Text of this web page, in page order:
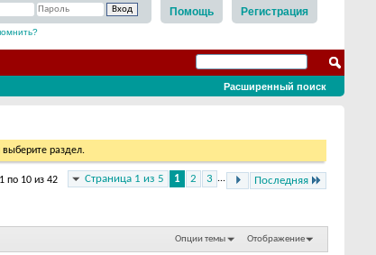
Регистрация
Помощь
Расширенный поиск
раздел.
Страница 1 из 5 1 2 3 ... Последняя
по 10 из 42
Опции темы Отображение